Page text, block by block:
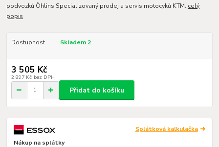
podvozků Öhlins.Specializovaný prodej a servis motocyků KTM. celý
popis
Dostupnost Skladem 2
3 505 Kč
2 897 Kč bez DPH
Přidat do košíku
Splátková kalkulačka
Nákup na splátky